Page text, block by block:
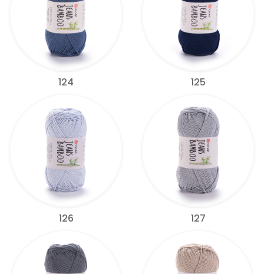
124 125
126 127